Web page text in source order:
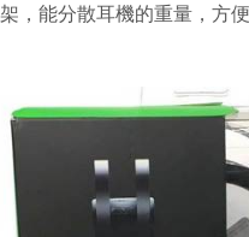
，能分散耳機的重量，方便